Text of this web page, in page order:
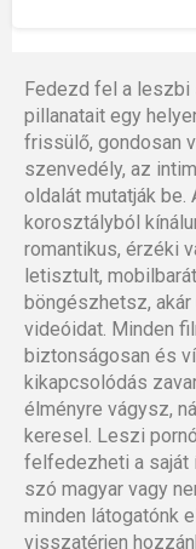
Fedezd fel a leszbi
pillanatait egy
frissülő, gondosan
szenvedély, az
oldalát mutatják be.
korosztályból
romantikus, érzéki
letisztult,
böngészhetsz,
videóidat. Minden
biztonságosan és
kikapcsolódás
élményre vágysz,
keresel. Leszi
felfedezheti a saját
szó magyar vagy
minden látogatónk
visszatérjen